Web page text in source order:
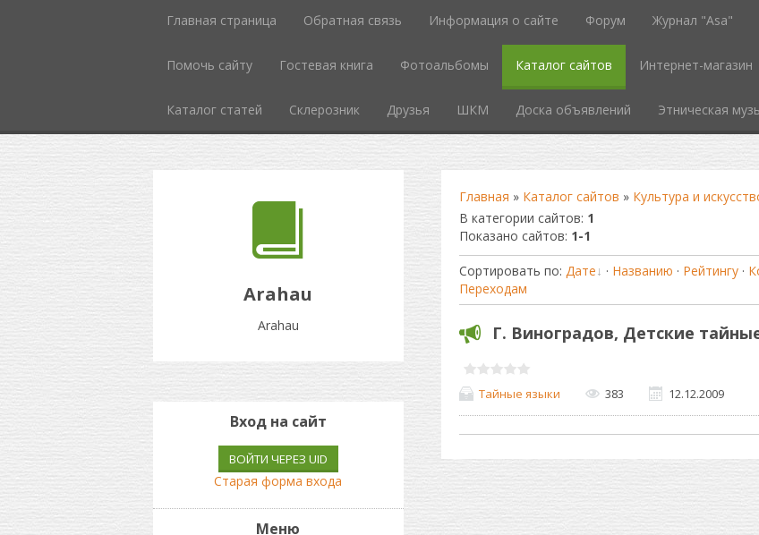
Главная страница Обратная связь Информация о сайте Форум Журнал "Asa"
Помочь сайту Гостевая книга Фотоальбомы Каталог сайтов Интернет-магазин
Каталог статей Склерозник Друзья ШКМ Доска объявлений Этническая
Arahau
Arahau
Главная » Каталог сайтов » Культура и
В категории сайтов: 1
Показано сайтов: 1-1
Сортировать по: Дате · Названию · Рейтингу·
Переходам
Г. Виноградов, Детские
Тайные языки 383 12.12.2009
Вход на сайт
ВОЙТИ ЧЕРЕЗ UID
Старая форма входа
Меню